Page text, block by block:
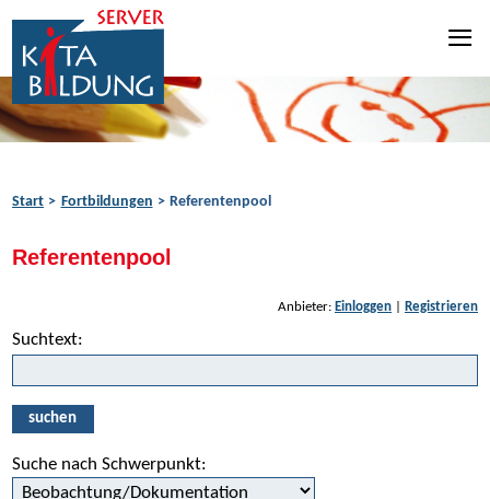
Zum Inhalt springen
Zur Navigation springen
Zum Fußbereich springen
Start Fortbildungen Referentenpool
Referentenpool
Anbieter: Einloggen Registrieren
Suchtext:
suchen
Suche nach Schwerpunkt: